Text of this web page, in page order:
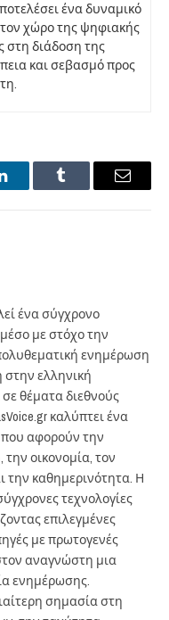
ένα δυναμικό
χώρο της ψηφιακής
διάδοση της
και σεβασμό προς
Tumblr Email
ένα σύγχρονο
με στόχο την
ενημέρωση
ελληνική
θέματα διεθνούς
καλύπτει ένα
αφορούν την
την οικονομία, τον
την καθημερινότητα. Η
τεχνολογίες
επιλεγμένες
με πρωτογενές
αναγνώστη μια
ενημέρωσης.
σημασία στη